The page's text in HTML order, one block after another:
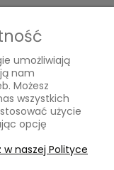
umożliwiają
nam
Możesz
wszystkich
użycie
opcję
naszej Polityce